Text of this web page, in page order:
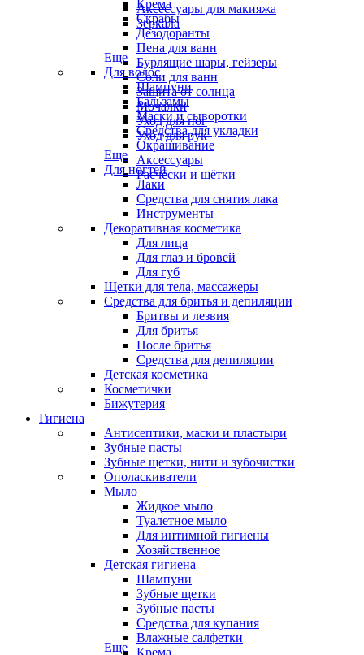
Аксессуары для макияжа
Зеркала
Крема
Скрабы
Дезодоранты
Пена для ванн
Бурлящие шары, гейзеры
Соли для ванн
Защита от солнца
Мочалки
Уход для ног
Уход для рук
Еще
Для волос
Шампуни
Бальзамы
Маски и сыворотки
Средства для укладки
Окрашивание
Аксессуары
Расчёски и щётки
Еще
Для ногтей
Лаки
Средства для снятия лака
Инструменты
Декоративная косметика
Для лица
Для глаз и бровей
Для губ
Щетки для тела, массажеры
Средства для бритья и депиляции
Бритвы и лезвия
Для бритья
После бритья
Средства для депиляции
Детская косметика
Косметички
Бижутерия
Гигиена
Антисептики, маски и пластыри
Зубные пасты
Зубные щетки, нити и зубочистки
Ополаскиватели
Мыло
Жидкое мыло
Туалетное мыло
Для интимной гигиены
Хозяйственное
Детская гигиена
Шампуни
Зубные щетки
Зубные пасты
Средства для купания
Влажные салфетки
Крема
Еще